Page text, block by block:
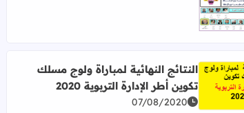
اقرأ المزيد عن ملخص مجزوءة التربية الدامجة Pdf
اقرأ المزيد عن النتائج النهائية لمباراة ولوج مسلك تكوين أطر
النتائج النهائية لمباراة ولوج مسلك
تكوين أطر الإدارة التربوية 2020
07/08/2020